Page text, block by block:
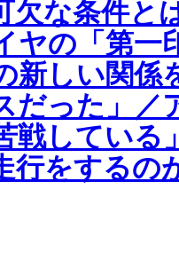
欠な条件と
の「第一
しい関係
だった」／
している
をするの